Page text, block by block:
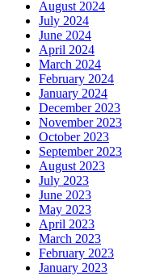
August 2024
July 2024
June 2024
April 2024
March 2024
February 2024
January 2024
December 2023
November 2023
October 2023
September 2023
August 2023
July 2023
June 2023
May 2023
April 2023
March 2023
February 2023
January 2023